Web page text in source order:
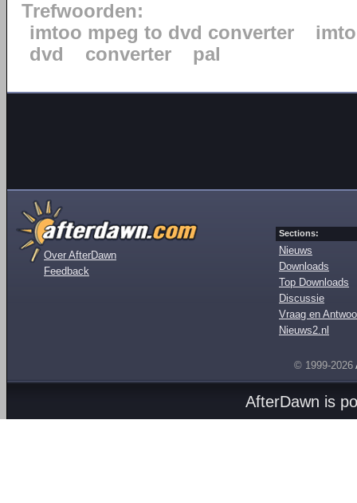
Trefwoorden:
imtoo mpeg to dvd converter
dvd
converter pal
Over AfterDawn
Feedback
Sections:
Nieuws
Downloads
Top Downloads
Discussie
Vraag en
Nieuws2.nl
© 1999-2026
AfterDawn is